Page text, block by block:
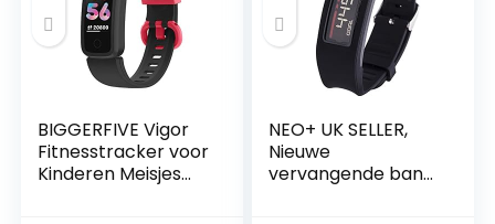
BIGGERFIVE Vigor
Fitnesstracker voor
Kinderen Meisjes
NEO+ UK SELLER,
Nieuwe
vervangende band